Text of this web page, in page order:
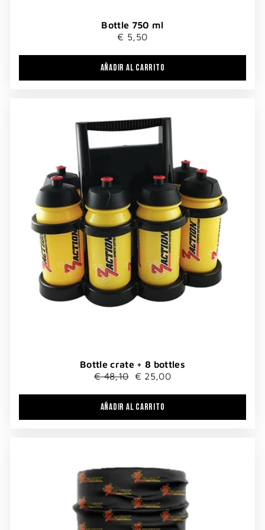
Bottle 750 ml
€ 5,50
AÑADIR AL CARRITO
Bottle crate + 8 bottles
Precio
€ 48,10 Precio
€ 25,00
AÑADIR AL CARRITO